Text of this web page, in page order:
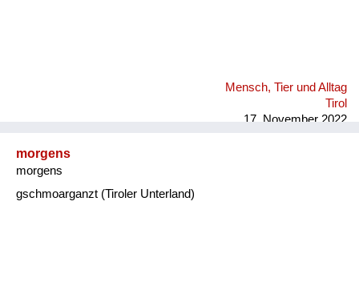
Mensch, Tier und Alltag
Tirol
17. November 2022
morgens
morgens
gschmoarganzt (Tiroler Unterland)